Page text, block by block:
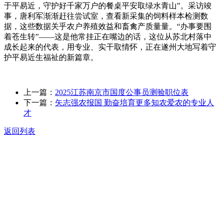
于平易近，守护好千家万户的餐桌平安取绿水青山”。采访竣
事，唐利军渐渐赶往尝试室，查看新采集的饲料样本检测数
据，这些数据关乎农户养殖效益和畜禽产质量量。“办事要围
着苍生转”——这是他常挂正在嘴边的话，这位从苏北村落中
成长起来的代表，用专业、实干取情怀，正在遂州大地写着守
护平易近生福祉的新篇章。
上一篇： 2025江苏南京市国度公事员测验职位表
下一篇： 矢志强农报国 勤奋培育更多知农爱农的专业人
才
返回列表